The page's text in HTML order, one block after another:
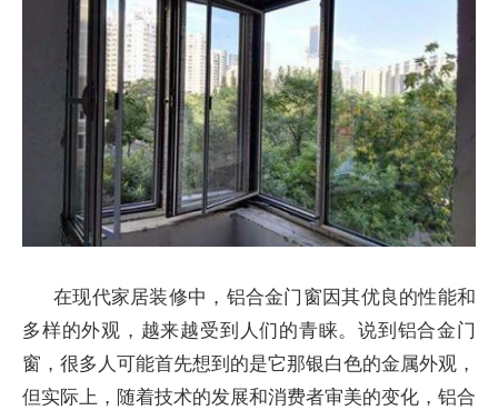
在现代家居装修中，铝合金门窗因其优良的性能和
多样的外观，越来越受到人们的青睐。说到铝合金门
窗，很多人可能首先想到的是它那银白色的金属外观，
但实际上，随着技术的发展和消费者审美的变化，铝合